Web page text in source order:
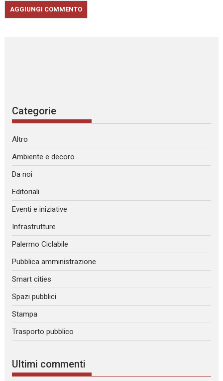
Categorie
Altro
Ambiente e decoro
Da noi
Editoriali
Eventi e iniziative
Infrastrutture
Palermo Ciclabile
Pubblica amministrazione
Smart cities
Spazi pubblici
Stampa
Trasporto pubblico
Ultimi commenti